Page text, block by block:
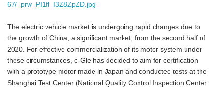
67/_prw_PI1fl_I3Z8ZpZD.jpg
The electric vehicle market is undergoing rapid changes due to
the growth of China, a significant market, from the second half of
2020. For effective commercialization of its motor system under
these circumstances, e-Gle has decided to aim for certification
with a prototype motor made in Japan and conducted tests at the
Shanghai Test Center (National Quality Control Inspection Center